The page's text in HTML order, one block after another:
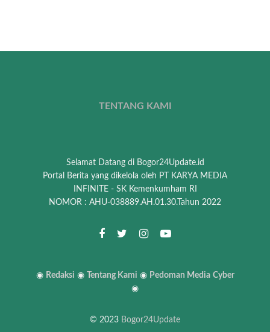
TENTANG KAMI
Selamat Datang di Bogor24Update.id
Portal Berita yang dikelola oleh PT KARYA MEDIA
INFINITE - SK Kemenkumham RI
NOMOR : AHU-038889.AH.01.30.Tahun 2022
◉ Redaksi ◉ Tentang Kami ◉ Pedoman Media Cyber
◉
© 2023 Bogor24Update